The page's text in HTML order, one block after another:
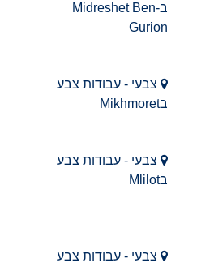
בMidreshet Ben-
Gurion
צבעי - עבודות צבע
בMikhmoret
צבעי - עבודות צבע
בMlilot
צבעי - עבודות צבע